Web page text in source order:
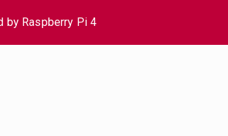
by Raspberry Pi 4